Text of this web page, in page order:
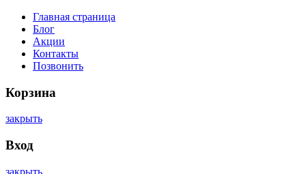
Главная страница
Блог
Акции
Контакты
Позвонить
Корзина
закрыть
Вход
закрыть